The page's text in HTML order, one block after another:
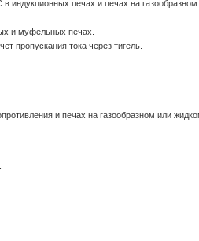
индукционных печах и печах на
и муфельных печах.
пропускания тока через тигель.
и печах на газообразном или